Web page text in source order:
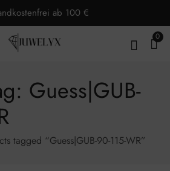
ab 100 €
0
Guess|GUB-
tagged “Guess|GUB-90-115-WR”